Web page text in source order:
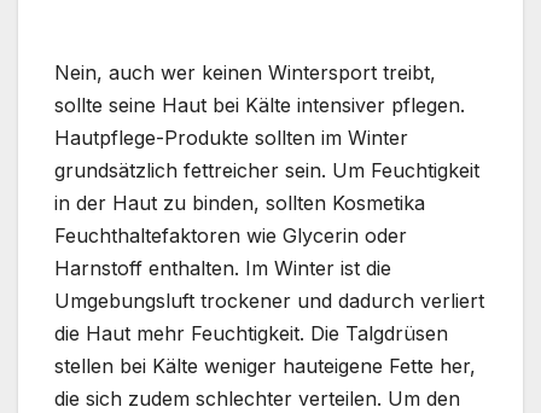
Nein, auch wer keinen Wintersport treibt,
sollte seine Haut bei Kälte intensiver pflegen.
Hautpflege-Produkte sollten im Winter
grundsätzlich fettreicher sein. Um Feuchtigkeit
in der Haut zu binden, sollten Kosmetika
Feuchthaltefaktoren wie Glycerin oder
Harnstoff enthalten. Im Winter ist die
Umgebungsluft trockener und dadurch verliert
die Haut mehr Feuchtigkeit. Die Talgdrüsen
stellen bei Kälte weniger hauteigene Fette her,
die sich zudem schlechter verteilen. Um den